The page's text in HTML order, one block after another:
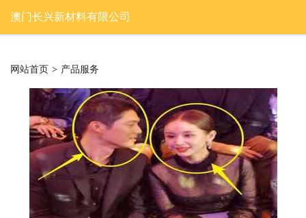
澳门长兴新材料有限公司
网站首页 > 产品服务